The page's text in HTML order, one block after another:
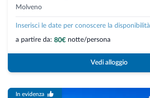
Molveno
Inserisci le date per conoscere la disponibilità
a partire da: 80€ notte/persona
Vedi alloggio
In evidenza